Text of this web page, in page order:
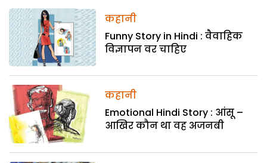
कहानी
Funny Story in Hindi : वैवाहिक
विज्ञापन वर चाहिए
कहानी
Emotional Hindi Story : आंसू –
आखिर कौन था वह अजनबी